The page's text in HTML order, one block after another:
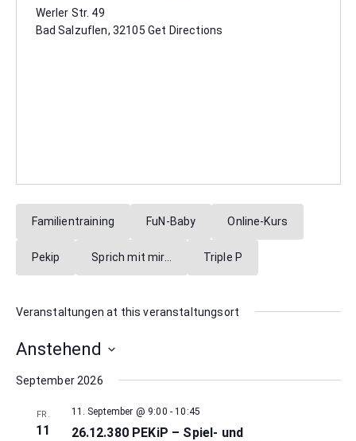
Werler Str. 49
Bad Salzuflen, 32105 Get Directions
Familientraining FuN-Baby Online-Kurs
Pekip Sprich mit mir… Triple P
Veranstaltungen at this veranstaltungsort
Anstehend
wählen.
September 2026
FR.
11
11. September @ 9:00 - 10:45
26.12.380 PEKiP – Spiel- und